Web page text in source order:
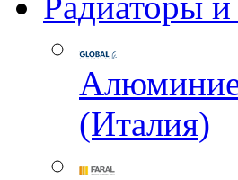
(Италия)